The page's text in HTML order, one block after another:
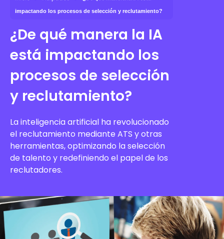
impactando los procesos de selección y reclutamiento?
¿De qué manera la IA
está impactando los
procesos de selección
y reclutamiento?
La inteligencia artificial ha revolucionado
el reclutamiento mediante ATS y otras
herramientas, optimizando la selección
de talento y redefiniendo el papel de los
reclutadores.